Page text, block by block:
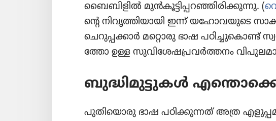
ബൈബി​ളിൽ മുൻകൂ​ട്ടി​പ്പ​റ​ഞ്ഞി​രി​ക്കു​ന്നു. (
ന്റെ നിവൃ​ത്തി​യാ​യി ഇന്ന്‌ യഹോ​വ​യു​ടെ
ചെറു​പ്പ​ക്കാർ മറ്റൊരു ഭാഷ പഠിച്ചു​കൊണ്ട്‌
ത്തോ ഉള്ള സുവി​ശേ​ഷ​പ്ര​വർത്ത​നം
ബുദ്ധി​മു​ട്ടു​കൾ
പുതി​യൊ​രു ഭാഷ പഠിക്കു​ന്നത്‌ അത്ര